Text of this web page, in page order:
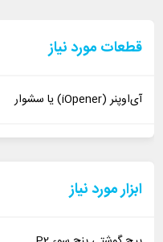
قطعات مورد نیاز
آی‌اوپنر (iOpener) یا سشوار
ابزار مورد نیاز